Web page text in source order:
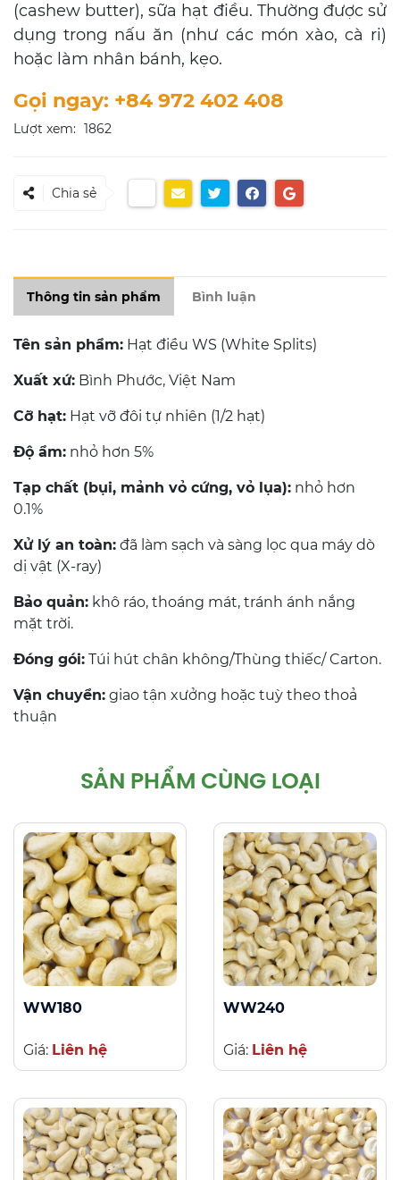
(cashew butter), sữa hạt điều. Thường được sử
dụng trong nấu ăn (như các món xào, cà ri)
hoặc làm nhân bánh, kẹo.
Gọi ngay: +84 972 402 408
Lượt xem: 1862
Chia sẻ
Thông tin sản phẩm Bình luận
Tên sản phẩm: Hạt điều WS (White Splits)
Xuất xứ: Bình Phước, Việt Nam
Cỡ hạt: Hạt vỡ đôi tự nhiên (1/2 hạt)
Độ ẩm: nhỏ hơn 5%
Tạp chất (bụi, mảnh vỏ cứng, vỏ lụa): nhỏ hơn
0.1%
Xử lý an toàn: đã làm sạch và sàng lọc qua máy dò
dị vật (X-ray)
Bảo quản: khô ráo, thoáng mát, tránh ánh nắng
mặt trời.
Đóng gói: Túi hút chân không/Thùng thiếc/ Carton.
Vận chuyển: giao tận xưởng hoặc tuỳ theo thoả
thuận
SẢN PHẨM CÙNG LOẠI
WW180
Giá: Liên hệ
WW240
Giá: Liên hệ